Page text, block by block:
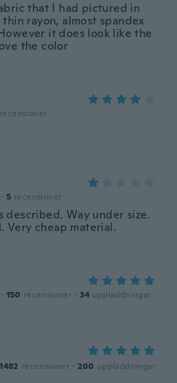
that I had pictured in
rayon, almost spandex
it does look like the
the color
recensioner
· 5 recensioner
described. Way under size.
Very cheap material.
· 150 recensioner · 34 uppladdningar
1482 recensioner · 200 uppladdningar